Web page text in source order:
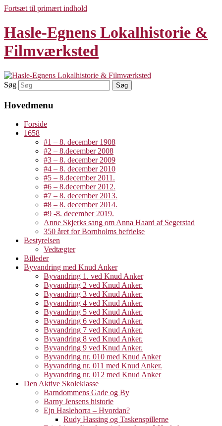
Fortsæt til primært indhold
Hasle-Egnens Lokalhistorie &
Filmværksted
Søg
Hovedmenu
Forside
1658
#1 – 8. december 1908
#2 – 8.december 2008
#3 – 8. december 2009
#4 – 8. december 2010
#5 – 8.december 2011.
#6 – 8.december 2012.
#7 – 8. december 2013.
#8 – 8. december 2014.
#9 -8. december 2019.
Anne Skjerks sang om Anna Haard af Segerstad
350 året for Bornholms befrielse
Bestyrelsen
Vedtægter
Billeder
Byvandring med Knud Anker
Byvandring 1. ved Knud Anker
Byvandring 2 ved Knud Anker.
Byvandring 3 ved Knud Anker.
Byvandring 4 ved Knud Anker.
Byvandring 5 ved Knud Anker.
Byvandring 6 ved Knud Anker.
Byvandring 7 ved Knud Anker.
Byvandring 8 ved Knud Anker.
Byvandring 9 ved Knud Anker.
Byvandring nr. 010 med Knud Anker
Byvandring nr. 011 med Knud Anker.
Byvandring nr. 012 med Knud Anker
Den Aktive Skoleklasse
Barndommens Gade og By
Barny Jensens historie
Ejn Haslehorra – Hvordan?
Rudy Hassing og Taskenspillerne